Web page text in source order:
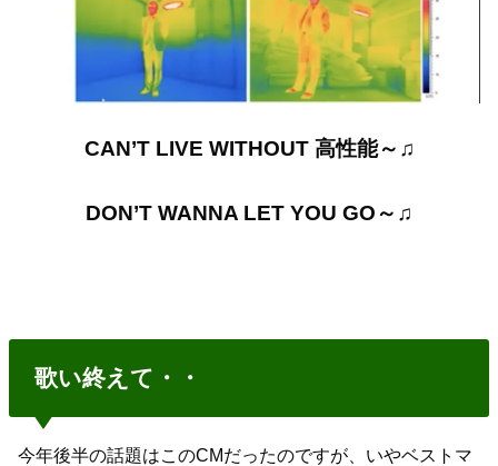
CAN’T LIVE WITHOUT 高性能～♫
DON’T WANNA LET YOU GO～♫
歌い終えて・・
今年後半の話題はこのCMだったのですが、いやベストマ